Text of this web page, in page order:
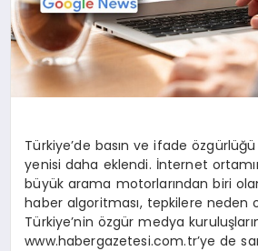
Türkiye’de basın ve ifade
yenisi daha eklendi. İnternet
büyük arama motorlarından biri
haber algoritması, tepkilere neden
Türkiye’nin özgür medya
www.habergazetesi.com.tr’ye de